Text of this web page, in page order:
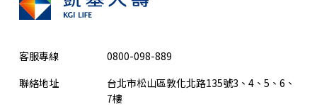
客服專線
0800-098-889
聯絡地址
台北市松山區敦化北路135號3、4、5、6、
7樓